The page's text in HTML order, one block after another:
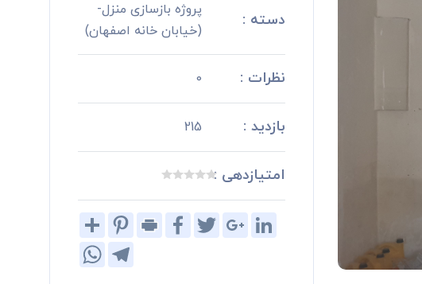
دسته :
پروژه بازسازی منزل-
(خیابان خانه اصفهان)
نظرات : 0
بازدید : 215
امتیازدهی :
Share
PinterestPrint
FacebookTwitterGoogle+LinkedIn
WhatsAppTelegram